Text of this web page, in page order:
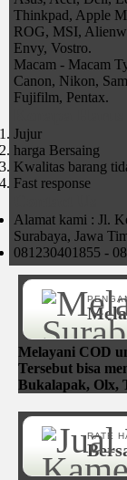
Thinkpad, Apple
ROG, MSI,
Envy, Vostro.
Macam - Macam
Canon, Nikon,
Fujifilm, Pentax.
Jujur
harga Bersaing
Kwalitas barang
Fast response
Alamat kami : Jl.
Surabaya, Jawa
081230401855 -
Melayani COD
Tersebut bisa
Bukalapak, Olx,
RATE